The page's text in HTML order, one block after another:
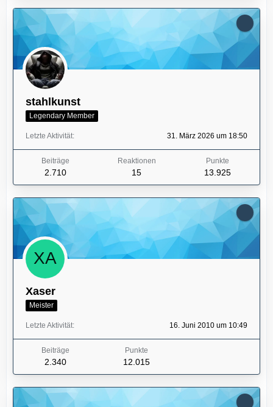
stahlkunst
Legendary Member
Letzte Aktivität 31. März 2026 um 18:50
Beiträge
2.710
Reaktionen
15
Punkte
13.925
Xaser
Meister
Letzte Aktivität 16. Juni 2010 um 10:49
Beiträge
2.340
Punkte
12.015